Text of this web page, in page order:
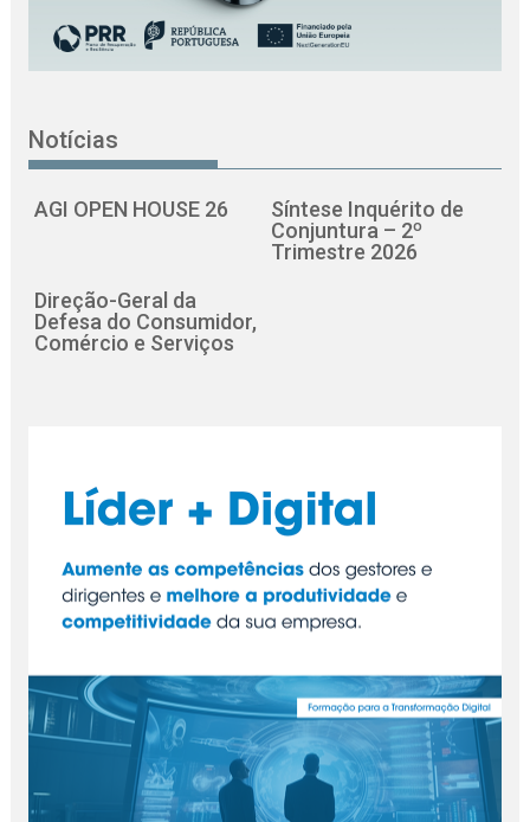
Notícias
AGI OPEN HOUSE 26
Síntese Inquérito de
Conjuntura – 2º
Trimestre 2026
Direção-Geral da
Defesa do Consumidor,
Comércio e Serviços